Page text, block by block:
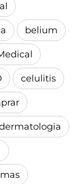
belium
celulitis